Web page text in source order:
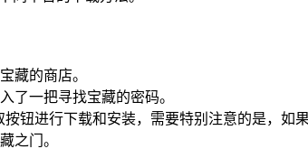
藏的商店。
了一把寻找宝藏的密码。
钮进行下载和安装，需要特别注意的是，
之门。